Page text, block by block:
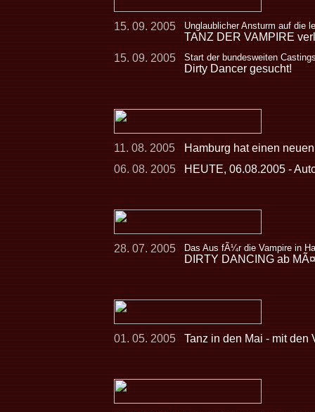
15. 09. 2005 Unglaublicher Ansturm auf die
TANZ DER VAMPIRE
15. 09. 2005
Start der bundesweiten
Dirty Dancer gesucht!
11. 08. 2005
Hamburg hat einen
06. 08. 2005
HEUTE, 06.08.2005 -
28. 07. 2005 Das Aus fÃ¼r die Vampire in
DIRTY DANCING ab
01. 05. 2005 Tanz in den Mai - mit den